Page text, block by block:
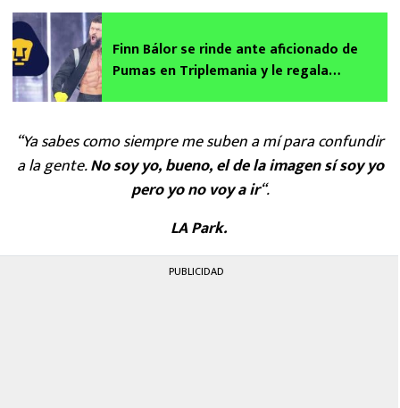
Finn Bálor se rinde ante aficionado de
Pumas en Triplemania y le regala
“Ya sabes como siempre me suben a mí para confundir
a la gente.No soy yo, bueno, el de la imagen sí soy yo
pero yo no voy a ir“.
LA Park.
PUBLICIDAD